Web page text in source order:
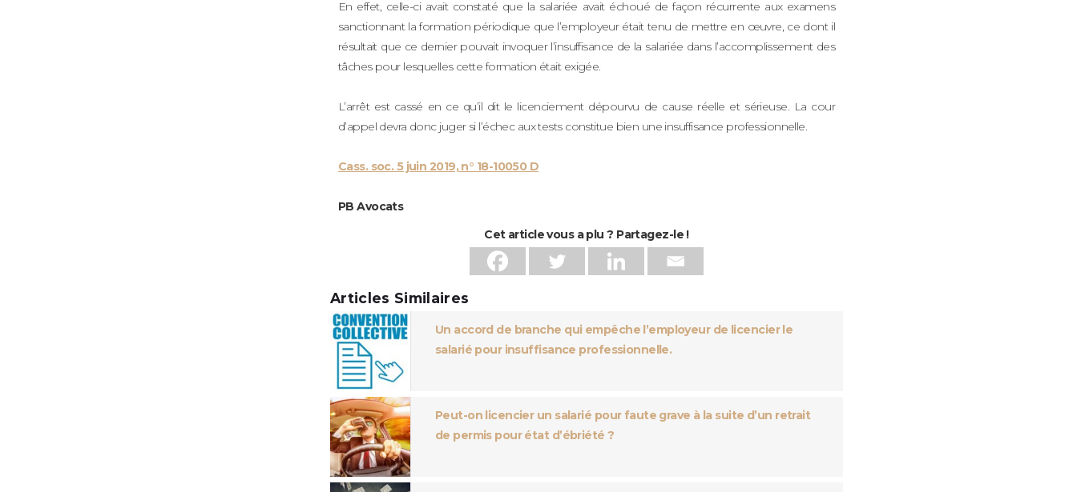
En effet, celle-ci avait constaté que la salariée avait échoué de façon récurrente aux examens
sanctionnant la formation périodique que l’employeur était tenu de mettre en œuvre, ce dont il
résultait que ce dernier pouvait invoquer l’insuffisance de la salariée dans l’accomplissement des
tâches pour lesquelles cette formation était exigée.
L’arrêt est cassé en ce qu’il dit le licenciement dépourvu de cause réelle et sérieuse. La cour
d’appel devra donc juger si l’échec aux tests constitue bien une insuffisance professionnelle.
Cass. soc. 5 juin 2019, n° 18-10050 D
PB Avocats
Cet article vous a plu ? Partagez-le !
Articles Similaires
Un accord de branche qui empêche l’employeur de licencier le
salarié pour insuffisance professionnelle.
Peut-on licencier un salarié pour faute grave à la suite d’un retrait
de permis pour état d’ébriété ?